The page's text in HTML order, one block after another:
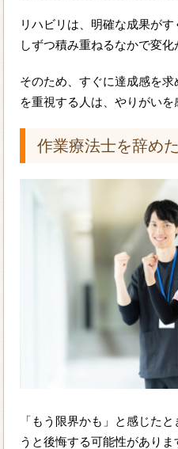
リハビリは、明確な成果が
しずつ積み重ねるなかで変化
そのため、すぐに達成感を
を重視する人は、やりがいを
作業療法士を辞め
「もう限界かも」と感じた
うと後悔する可能性があり